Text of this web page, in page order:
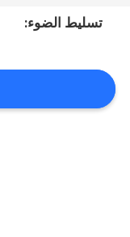
اتصل
اطلب
تسليط الضوء: